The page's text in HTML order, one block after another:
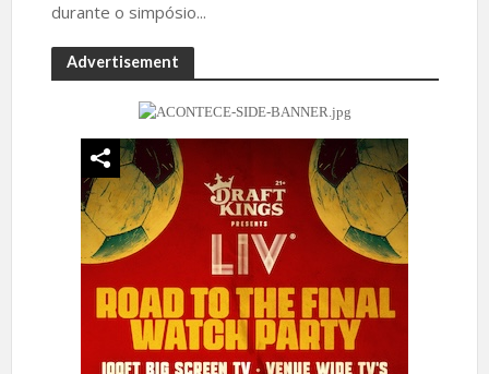
durante o simpósio...
Advertisement